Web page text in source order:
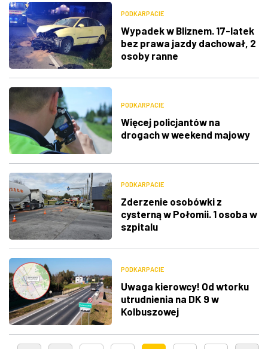
PODKARPACIE
Wypadek w Bliznem. 17-latek
bez prawa jazdy dachował, 2
osoby ranne
PODKARPACIE
Więcej policjantów na
drogach w weekend majowy
PODKARPACIE
Zderzenie osobówki z
cysterną w Połomii. 1 osoba w
szpitalu
PODKARPACIE
Uwaga kierowcy! Od wtorku
utrudnienia na DK 9 w
Kolbuszowej